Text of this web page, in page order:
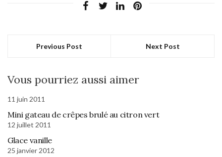
Previous Post Next Post
Vous pourriez aussi aimer
11 juin 2011
Mini gateau de crêpes brulé au citron vert
12 juillet 2011
Glace vanille
25 janvier 2012